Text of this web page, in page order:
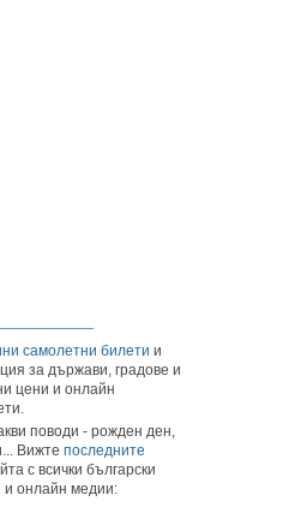
самолетни билети и
за държави, градове и
цени и онлайн
поводи - рожден ден,
Вижте последните
с всички български
и онлайн медии: